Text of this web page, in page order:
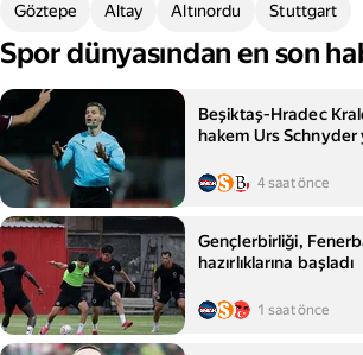
Göztepe Altay Altınordu Stuttgart
Spor dünyasından en son
Beşiktaş‑Hradec
hakem Urs
4 saat önce
Gençlerbirliği,
hazırlıklarına başladı
1 saat önce